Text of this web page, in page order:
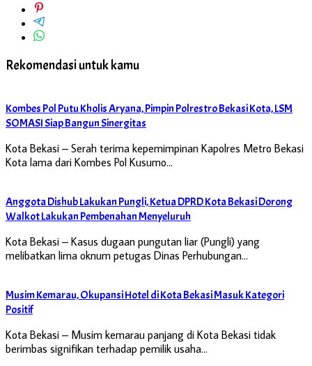
Rekomendasi untuk kamu
Kombes Pol Putu Kholis Aryana, Pimpin Polrestro Bekasi Kota, LSM
SOMASI Siap Bangun Sinergitas
Kota Bekasi – Serah terima kepemimpinan Kapolres Metro Bekasi
Kota lama dari Kombes Pol Kusumo…
Anggota Dishub Lakukan Pungli, Ketua DPRD Kota Bekasi Dorong
Walkot Lakukan Pembenahan Menyeluruh
Kota Bekasi – Kasus dugaan pungutan liar (Pungli) yang
melibatkan lima oknum petugas Dinas Perhubungan…
Musim Kemarau, Okupansi Hotel di Kota Bekasi Masuk Kategori
Positif
Kota Bekasi – Musim kemarau panjang di Kota Bekasi tidak
berimbas signifikan terhadap pemilik usaha…